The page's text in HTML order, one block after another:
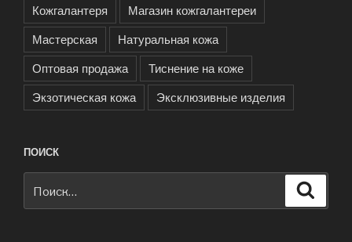
Кожгалантеря
Магазин кожгалантереи
Мастерская
Натуральная кожа
Оптовая продажа
Тиснение на коже
Экзотическая кожа
Эксклюзивные изделия
ПОИСК